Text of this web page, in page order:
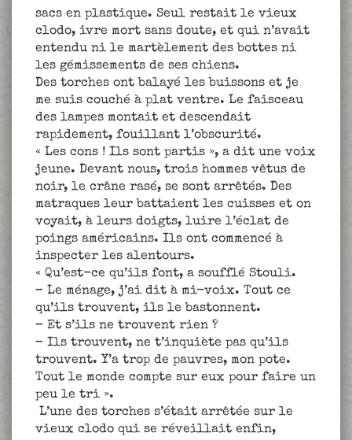
sacs en plastique. Seul restait le vieux
clodo, ivre mort sans doute, et qui n’avait
entendu ni le martèlement des bottes ni
les gémissements de ses chiens.
Des torches ont balayé les buissons et je
me suis couché à plat ventre. Le faisceau
des lampes montait et descendait
rapidement, fouillant l’obscurité.
« Les cons ! Ils sont partis », a dit une voix
jeune. Devant nous, trois hommes vêtus de
noir, le crâne rasé, se sont arrêtés. Des
matraques leur battaient les cuisses et on
voyait, à leurs doigts, luire l’éclat de
poings américains. Ils ont commencé à
inspecter les alentours.
« Qu’est-ce qu’ils font, a soufflé Stouli.
– Le ménage, j’ai dit à mi-voix. Tout ce
qu’ils trouvent, ils le bastonnent.
– Et s’ils ne trouvent rien ?
– Ils trouvent, ne t’inquiète pas qu’ils
trouvent. Y’a trop de pauvres, mon pote.
Tout le monde compte sur eux pour faire un
peu le tri ».
L’une des torches s’était arrêtée sur le
vieux clodo qui se réveillait enfin,